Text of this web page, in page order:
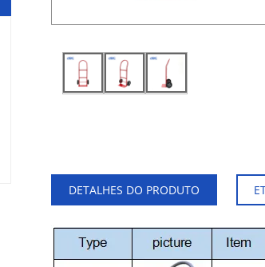
DETALHES DO PRODUTO